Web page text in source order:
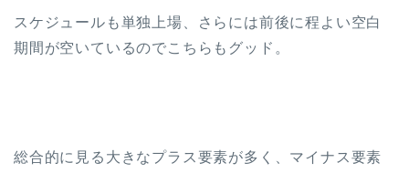
スケジュールも単独上場、さらには前後に程よい空白
期間が空いているのでこちらもグッド。
総合的に見る大きなプラス要素が多く、マイナス要素